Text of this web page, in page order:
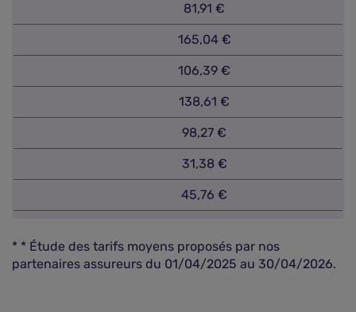
81,91 €
165,04 €
106,39 €
138,61 €
98,27 €
31,38 €
45,76 €
* * Étude des tarifs moyens proposés par nos
partenaires assureurs du 01/04/2025 au 30/04/2026.